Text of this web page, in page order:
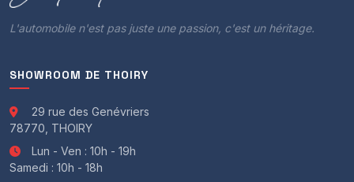
L'automobile n'est pas juste une passion, c'est un héritage.
SHOWROOM DE THOIRY
29 rue des Genévriers
78770, THOIRY
Lun - Ven : 10h - 19h
Samedi : 10h - 18h